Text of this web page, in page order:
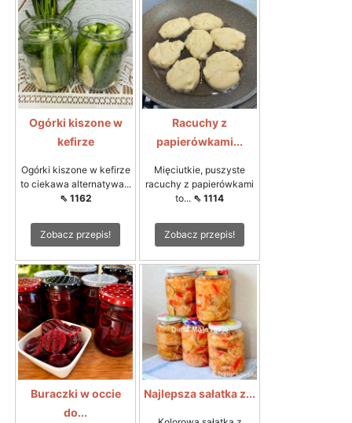
Ogórki kiszone w
kefirze
Ogórki kiszone w kefirze
to ciekawa alternatywa...
⇖ 1162
Zobacz przepis!
Racuchy z
papierówkami...
Mięciutkie, puszyste
racuchy z papierówkami
to... ⇖ 1114
Zobacz przepis!
Buraczki w occie
do...
Najlepsza sałatka z...